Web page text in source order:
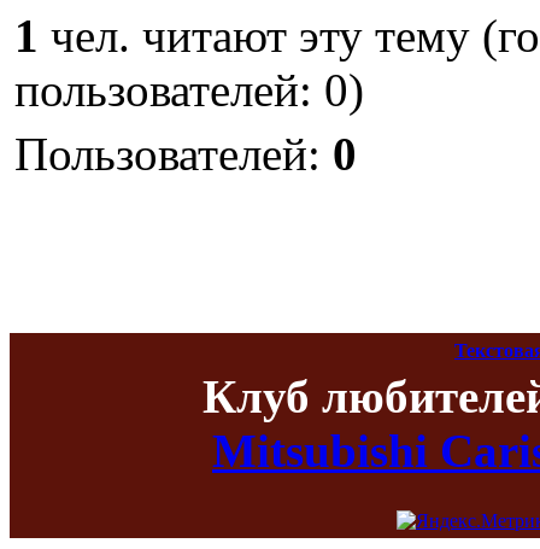
1 чел. читают эту тему
пользователей: 0)
Пользователей: 0
Клуб
Mitsubishi